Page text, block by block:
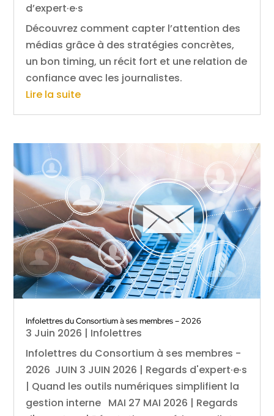
d’expert·e·s
Découvrez comment capter l’attention des
médias grâce à des stratégies concrètes,
un bon timing, un récit fort et une relation de
confiance avec les journalistes.
Lire la suite
Infolettres du Consortium à ses membres – 2026
3 Juin 2026 | Infolettres
Infolettres du Consortium à ses membres -
2026 JUIN 3 JUIN 2026 | Regards d'expert·e·s
| Quand les outils numériques simplifient la
gestion interne MAI 27 MAI 2026 | Regards